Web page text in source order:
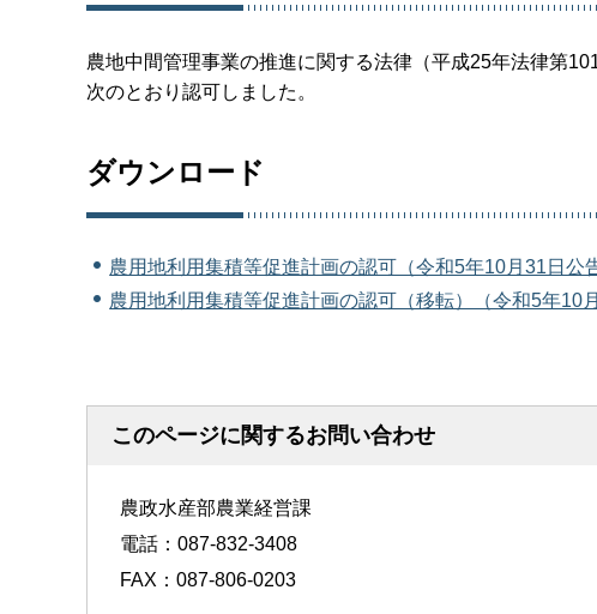
農地中間管理事業の推進に関する法律（平成25年法律第
次のとおり認可しました。
ダウンロード
農用地利用集積等促進計画の認可（令和5年10月31日公
農用地利用集積等促進計画の認可（移転）（令和5年10
このページに関するお問い合わせ
農政水産部農業経営課
電話：087-832-3408
FAX：087-806-0203